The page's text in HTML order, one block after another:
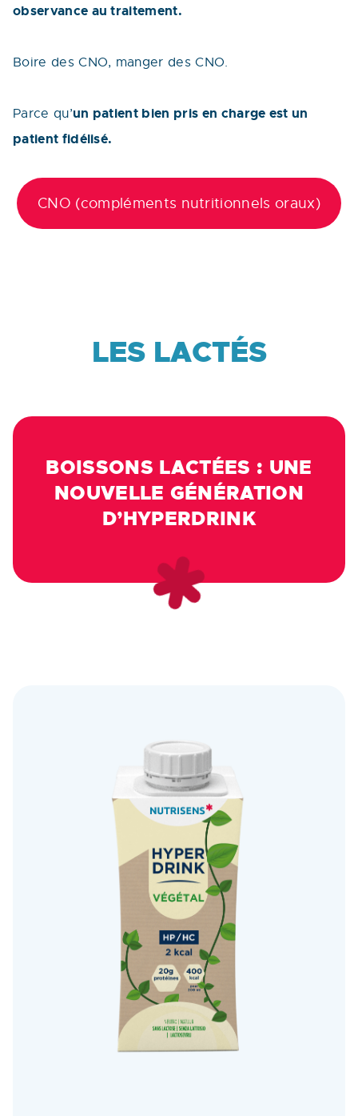
observance au traitement.
Boire des CNO, manger des CNO.
Parce qu’un patient bien pris en charge est un
patient fidélisé.
CNO (compléments nutritionnels oraux)
LES LACTÉS
BOISSONS LACTÉES : UNE
NOUVELLE GÉNÉRATION
D’HYPERDRINK